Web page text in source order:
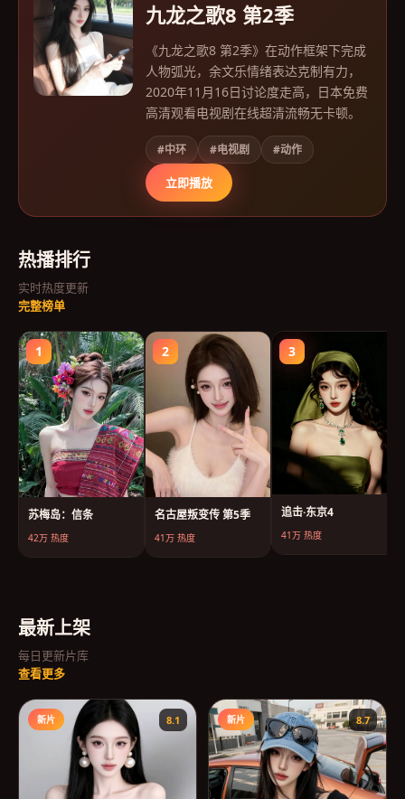
九龙之歌8 第2季
《九龙之歌8 第2季》在动作框架下完成
人物弧光，余文乐情绪表达克制有力，
2020年11月16日讨论度走高，日本免费
高清观看电视剧在线超清流畅无卡顿。
#中环 #电视剧 #动作
立即播放
热播排行
实时热度更新
完整榜单
1
苏梅岛：信条
42万 热度
2
名古屋叛变传 第5季
41万 热度
3
追击·东京4
41万 热度
最新上架
每日更新片库
查看更多
新片 8.1 新片 8.7